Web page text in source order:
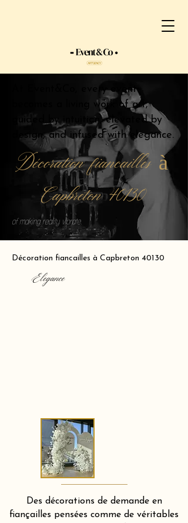
At Event&Co, every event
becomes a living work of art,
guided by intuition, elevated by
design, and infused with elegance.
Décoration fiancailles à
Capbreton 40130
of making reality vibrate.
Décoration fiancailles à Capbreton 40130
Elegance
Des décorations de demande en
fiançailles pensées comme de véritables